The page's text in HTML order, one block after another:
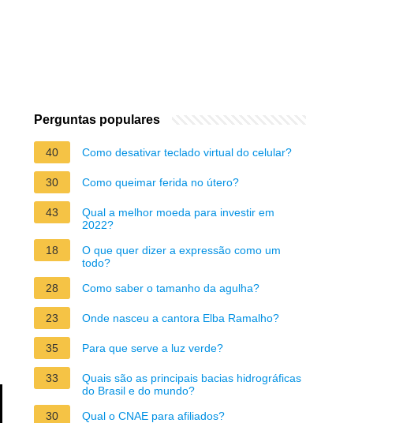
Perguntas populares
40 Como desativar teclado virtual do celular?
30 Como queimar ferida no útero?
43
Qual a melhor moeda para investir em
2022?
18
O que quer dizer a expressão como um
todo?
28
Como saber o tamanho da agulha?
23 Onde nasceu a cantora Elba Ramalho?
35 Para que serve a luz verde?
33
Quais são as principais bacias hidrográficas
do Brasil e do mundo?
30
Qual o CNAE para afiliados?